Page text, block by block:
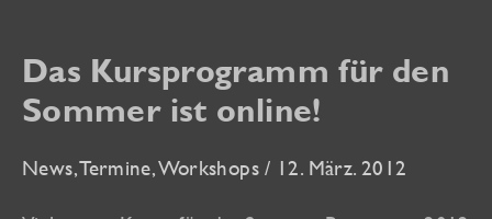
sind
online
Das Kursprogramm für den
Sommer ist online!
News,Termine,Workshops / 12. März. 2012